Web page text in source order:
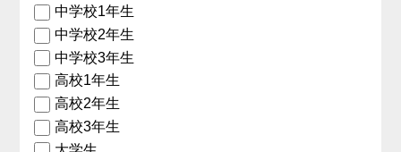
中学校1年生
中学校2年生
中学校3年生
高校1年生
高校2年生
高校3年生